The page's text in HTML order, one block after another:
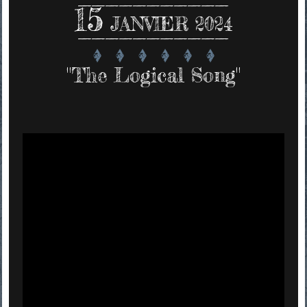
15 JANVIER 2024
"The Logical Song"